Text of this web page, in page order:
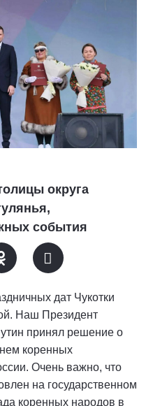
округа
события
дат Чукотки
Наш Президент
принял решение о
коренных
Очень важно, что
на государственном
коренных народов в